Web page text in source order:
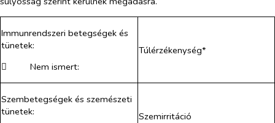
Immunrendszeri betegségek és
tünetek:
​
Nem ismert:
Túlérzékenység*
Szembetegségek és szemészeti
tünetek:
Szemirritáció